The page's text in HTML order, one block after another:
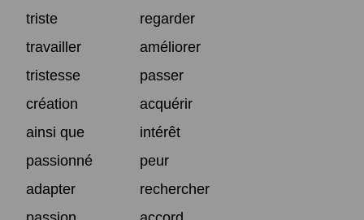
triste
regarder
travailler
améliorer
tristesse
passer
création
acquérir
ainsi que
intérêt
passionné
peur
adapter
rechercher